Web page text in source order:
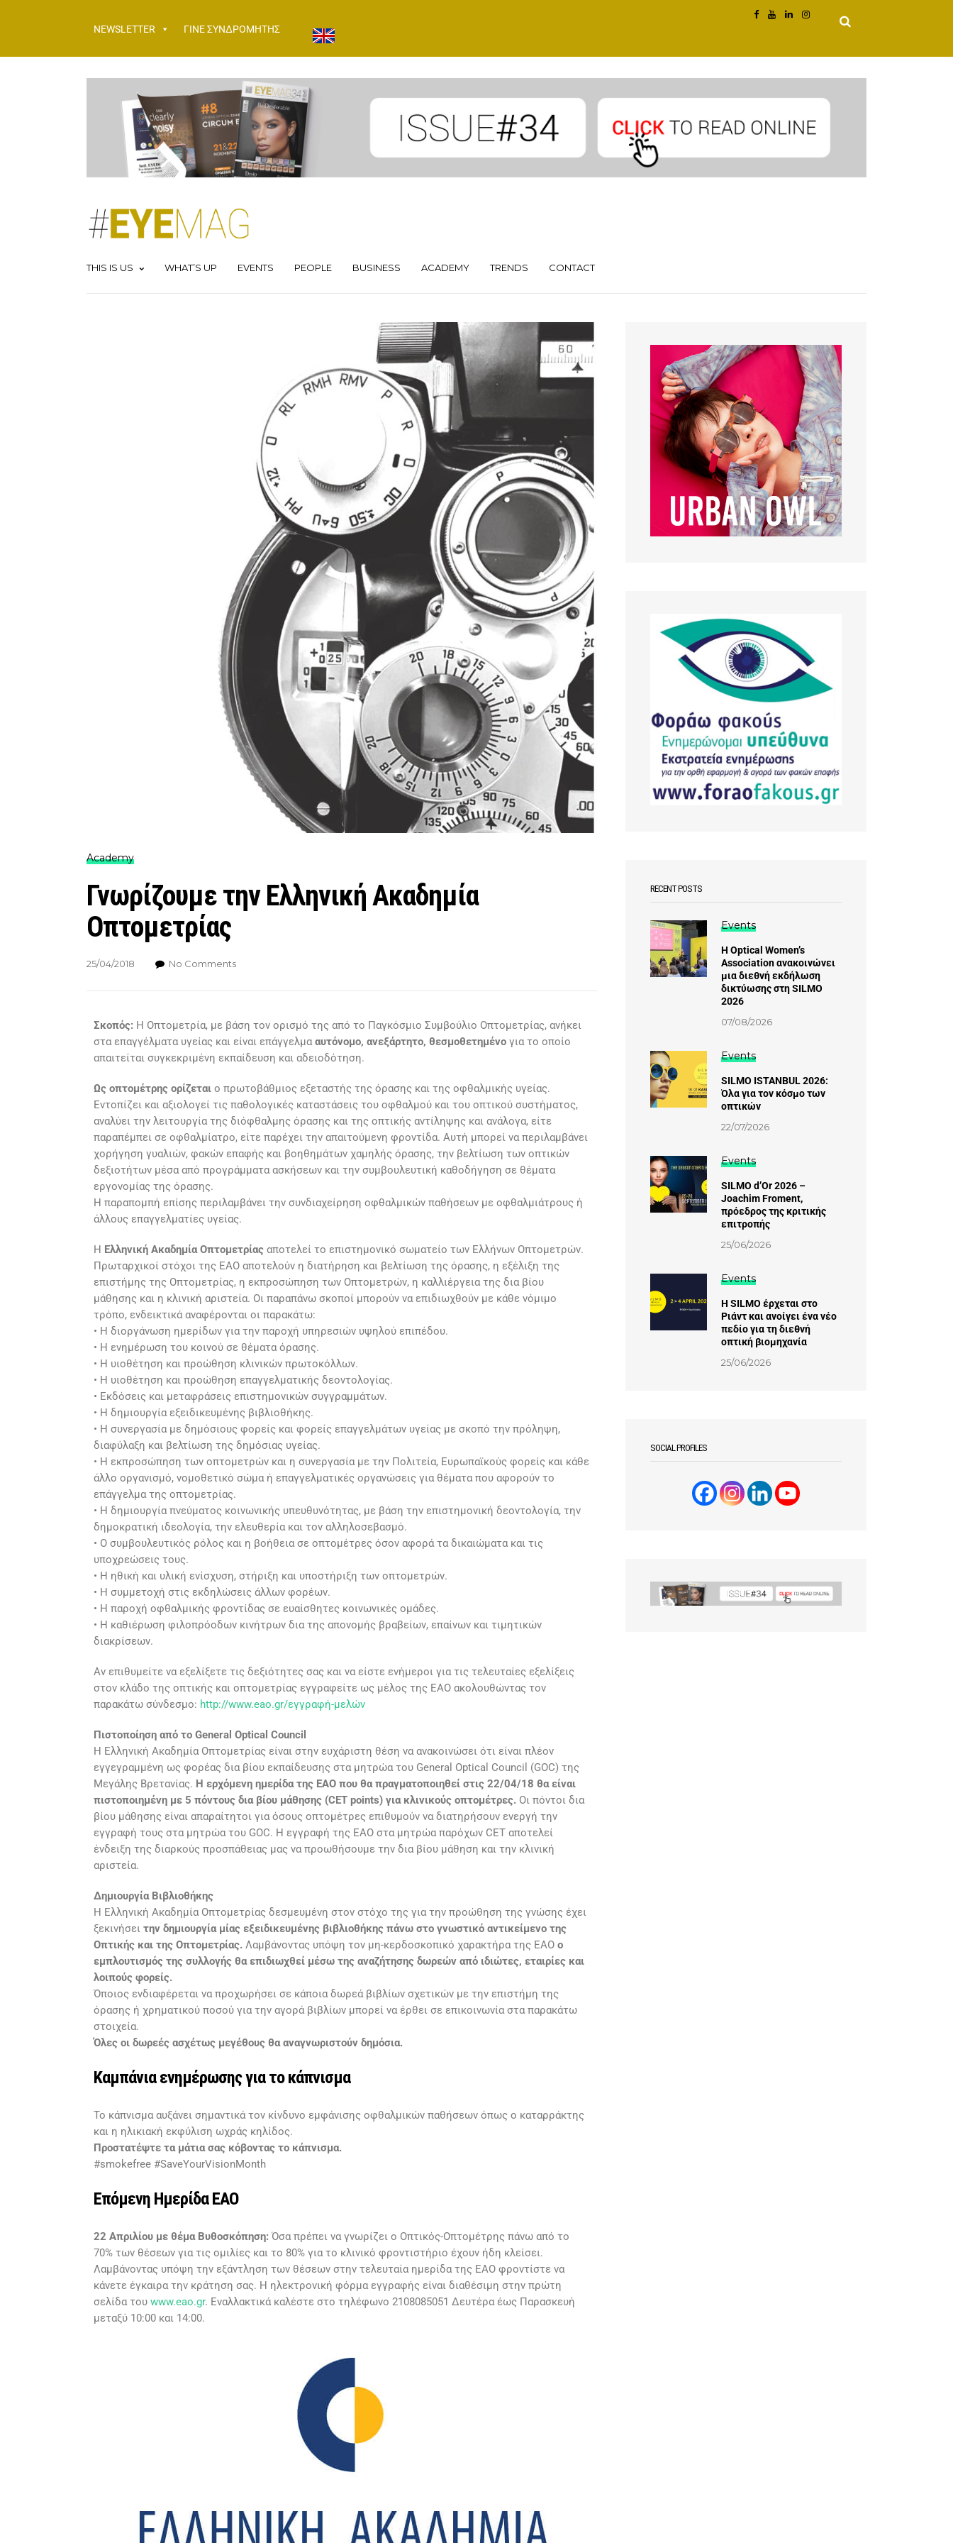
NEWSLETTER ΓΙΝΕ ΣΥΝΔΡΟΜΗΤΗΣ
THIS IS US WHAT’S UP EVENTS PEOPLE BUSINESS ACADEMY TRENDS CONTACT
Academy
Γνωρίζουμε την Eλληνική Ακαδημία
Οπτομετρίας
25/04/2018 No Comments
Σκοπός: Η Οπτομετρία, με βάση τον ορισμό της από το Παγκόσμιο Συμβούλιο Οπτομετρίας, ανήκει
στα επαγγέλματα υγείας και είναι επάγγελμααυτόνομο, ανεξάρτητο, θεσμοθετημένο για το οποίο
απαιτείται συγκεκριμένη εκπαίδευση και αδειοδότηση.
Ως οπτομέτρης ορίζεται ο πρωτοβάθμιος εξεταστής της όρασης και της οφθαλμικής υγείας.
Εντοπίζει και αξιολογεί τις παθολογικές καταστάσεις του οφθαλμού και του οπτικού συστήματος,
αναλύει την λειτουργία της διόφθαλμης όρασης και της οπτικής αντίληψης και ανάλογα, είτε
παραπέμπει σε οφθαλμίατρο, είτε παρέχει την απαιτούμενη φροντίδα. Αυτή μπορεί να περιλαμβάνει
χορήγηση γυαλιών, φακών επαφής και βοηθημάτων χαμηλής όρασης, την βελτίωση των οπτικών
δεξιοτήτων μέσα από προγράμματα ασκήσεων και την συμβουλευτική καθοδήγηση σε θέματα
εργονομίας της όρασης.
Η παραπομπή επίσης περιλαμβάνει την συνδιαχείρηση οφθαλμικών παθήσεων με οφθαλμιάτρους ή
άλλους επαγγελματίες υγείας.
Η Ελληνική Ακαδημία Οπτομετρίας αποτελεί το επιστημονικό σωματείο των Ελλήνων Οπτομετρών.
Πρωταρχικοί στόχοι της ΕΑΟ αποτελούν η διατήρηση και βελτίωση της όρασης, η εξέλιξη της
επιστήμης της Οπτομετρίας, η εκπροσώπηση των Οπτομετρών, η καλλιέργεια της δια βίου
μάθησης και η κλινική αριστεία. Οι παραπάνω σκοποί μπορούν να επιδιωχθούν με κάθε νόμιμο
τρόπο, ενδεικτικά αναφέρονται οι παρακάτω:
• Η διοργάνωση ημερίδων για την παροχή υπηρεσιών υψηλού επιπέδου.
• Η ενημέρωση του κοινού σε θέματα όρασης.
• Η υιοθέτηση και προώθηση κλινικών πρωτοκόλλων.
• Η υιοθέτηση και προώθηση επαγγελματικής δεοντολογίας.
• Εκδόσεις και μεταφράσεις επιστημονικών συγγραμμάτων.
• Η δημιουργία εξειδικευμένης βιβλιοθήκης.
• Η συνεργασία με δημόσιους φορείς και φορείς επαγγελμάτων υγείας με σκοπό την πρόληψη,
διαφύλαξη και βελτίωση της δημόσιας υγείας.
• Η εκπροσώπηση των οπτομετρών και η συνεργασία με την Πολιτεία, Ευρωπαϊκούς φορείς και κάθε
άλλο οργανισμό, νομοθετικό σώμα ή επαγγελματικές οργανώσεις για θέματα που αφορούν το
επάγγελμα της οπτομετρίας.
• Η δημιουργία πνεύματος κοινωνικής υπευθυνότητας, με βάση την επιστημονική δεοντολογία, την
δημοκρατική ιδεολογία, την ελευθερία και τον αλληλοσεβασμό.
• Ο συμβουλευτικός ρόλος και η βοήθεια σε οπτομέτρες όσον αφορά τα δικαιώματα και τις
υποχρεώσεις τους.
• Η ηθική και υλική ενίσχυση, στήριξη και υποστήριξη των οπτομετρών.
• Η συμμετοχή στις εκδηλώσεις άλλων φορέων.
• Η παροχή οφθαλμικής φροντίδας σε ευαίσθητες κοινωνικές ομάδες.
• Η καθιέρωση φιλοπρόοδων κινήτρων δια της απονομής βραβείων, επαίνων και τιμητικών
διακρίσεων.
Αν επιθυμείτε να εξελίξετε τις δεξιότητες σας και να είστε ενήμεροι για τις τελευταίες εξελίξεις
στον κλάδο της οπτικής και οπτομετρίας εγγραφείτε ως μέλος της ΕΑΟ ακολουθώντας τον
παρακάτω σύνδεσμο: http://www.eao.gr/εγγραφή-μελών
Πιστοποίηση από το General Optical Council
Η Ελληνική Ακαδημία Οπτομετρίας είναι στην ευχάριστη θέση να ανακοινώσει ότι είναι πλέον
εγγεγραμμένη ως φορέας δια βίου εκπαίδευσης στα μητρώα του General Optical Council (GOC) της
Μεγάλης Βρετανίας. Η ερχόμενη ημερίδα της ΕΑΟ που θα πραγματοποιηθεί στις 22/04/18 θα είναι
πιστοποιημένη με 5 πόντους δια βίου μάθησης (CET points) για κλινικούς οπτομέτρες. Οι πόντοι δια
βίου μάθησης είναι απαραίτητοι για όσους οπτομέτρες επιθυμούν να διατηρήσουν ενεργή την
εγγραφή τους στα μητρώα του GOC. Η εγγραφή της ΕΑΟ στα μητρώα παρόχων CET αποτελεί
ένδειξη της διαρκούς προσπάθειας μας να προωθήσουμε την δια βίου μάθηση και την κλινική
αριστεία.
Δημιουργία Βιβλιοθήκης
Η Ελληνική Ακαδημία Οπτομετρίας δεσμευμένη στον στόχο της για την προώθηση της γνώσης έχει
ξεκινήσει την δημιουργία μίας εξειδικευμένης βιβλιοθήκης πάνω στο γνωστικό αντικείμενο της
Οπτικής και της Οπτομετρίας. Λαμβάνοντας υπόψη τον μη-κερδοσκοπικό χαρακτήρα της ΕΑΟ ο
εμπλουτισμός της συλλογής θα επιδιωχθεί μέσω της αναζήτησης δωρεών από ιδιώτες, εταιρίες και
λοιπούς φορείς.
Όποιος ενδιαφέρεται να προχωρήσει σε κάποια δωρεά βιβλίων σχετικών με την επιστήμη της
όρασης ή χρηματικού ποσού για την αγορά βιβλίων μπορεί να έρθει σε επικοινωνία στα παρακάτω
στοιχεία.
Όλες οι δωρεές ασχέτως μεγέθους θα αναγνωριστούν δημόσια.
Καμπάνια ενημέρωσης για το κάπνισμα
Το κάπνισμα αυξάνει σημαντικά τον κίνδυνο εμφάνισης οφθαλμικών παθήσεων όπως ο καταρράκτης
και η ηλικιακή εκφύλιση ωχράς κηλίδος.
Προστατέψτε τα μάτια σας κόβοντας το κάπνισμα.
#smokefree #SaveYourVisionMonth
Επόμενη Ημερίδα ΕΑΟ
22 Απριλίου με θέμα Βυθοσκόπηση: Όσα πρέπει να γνωρίζει ο Οπτικός-Οπτομέτρης πάνω από το
70% των θέσεων για τις ομιλίες και το 80% για το κλινικό φροντιστήριο έχουν ήδη κλείσει.
Λαμβάνοντας υπόψη την εξάντληση των θέσεων στην τελευταία ημερίδα της ΕΑΟ φροντίστε να
κάνετε έγκαιρα την κράτηση σας. Η ηλεκτρονική φόρμα εγγραφής είναι διαθέσιμη στην πρώτη
σελίδα του www.eao.gr. Εναλλακτικά καλέστε στο τηλέφωνο 2108085051 Δευτέρα έως Παρασκευή
μεταξύ 10:00 και 14:00.
RECENT POSTS
Events
Η Optical Women’s
Association ανακοινώνει
μια διεθνή εκδήλωση
δικτύωσης στη SILMO
2026
07/08/2026
Events
SILMO ISTANBUL 2026:
Όλα για τον κόσμο των
οπτικών
22/07/2026
Events
SILMO d’Or 2026 –
Joachim Froment,
πρόεδρος της κριτικής
επιτροπής
25/06/2026
Events
Η SILMO έρχεται στο
Ριάντ και ανοίγει ένα νέο
πεδίο για τη διεθνή
οπτική βιομηχανία
25/06/2026
SOCIAL PROFILES